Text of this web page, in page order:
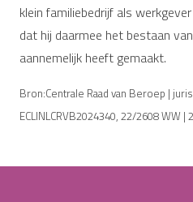
klein familiebedrijf als
dat hij daarmee het bestaan
aannemelijk heeft gemaakt.
Bron:Centrale Raad van Beroep |
ECLINLCRVB2024340, 22/2608 WW